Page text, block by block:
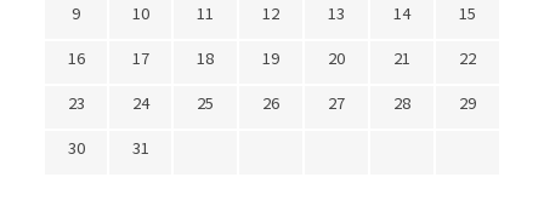
9
10 11 12 13 14
15
16
17 18 19 20 21
22
23
24 25 26 27 28
29
30
31